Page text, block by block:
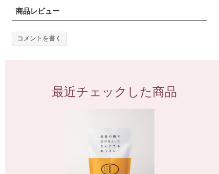
商品レビュー
コメントを書く
最近チェックした商品